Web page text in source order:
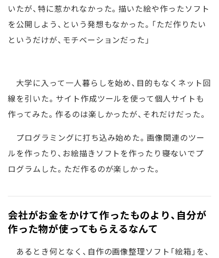
いたが、特に惹かれなかった。描いた絵や作ったソフト
を公開しよう、という発想もなかった。「ただ作りたい
というだけが、モチベーションだった」
大学に入って一人暮らしを始め、目的もなくネット回
線を引いた。サイト作成ツールを使って個人サイトも
作ってみた。作るのは楽しかったが、それだけだった。
プログラミングに打ち込み始めた。画像関連のツー
ルを作ったり、お絵描きソフトを作ったり――寝ないでプ
ログラムした。ただ作るのが楽しかった。
会社がお金をかけて作ったものより、自分が
作った物が使ってもらえるなんて
あるとき何となく、自作の画像整理ソフト「絵箱」を、